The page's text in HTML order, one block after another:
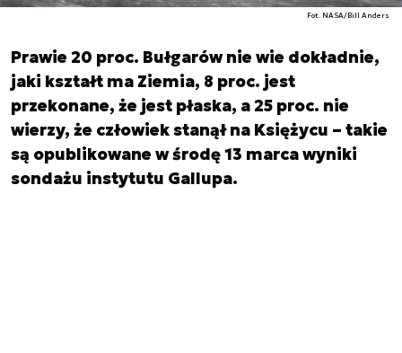
Fot. NASA/Bill Anders
Prawie 20 proc. Bułgarów nie wie dokładnie,
jaki kształt ma Ziemia, 8 proc. jest
przekonane, że jest płaska, a 25 proc. nie
wierzy, że człowiek stanął na Księżycu – takie
są opublikowane w środę 13 marca wyniki
sondażu instytutu Gallupa.